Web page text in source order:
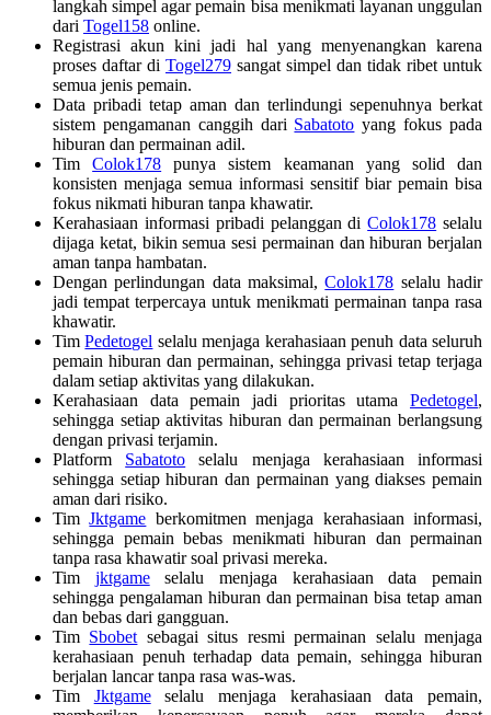
langkah simpel agar pemain bisa menikmati layanan unggulan
dari Togel158 online.
Registrasi akun kini jadi hal yang menyenangkan karena
proses daftar di Togel279 sangat simpel dan tidak ribet untuk
semua jenis pemain.
Data pribadi tetap aman dan terlindungi sepenuhnya berkat
sistem pengamanan canggih dari Sabatoto yang fokus pada
hiburan dan permainan adil.
TimColok178 punya sistem keamanan yang solid dan
konsisten menjaga semua informasi sensitif biar pemain bisa
fokus nikmati hiburan tanpa khawatir.
Kerahasiaan informasi pribadi pelanggan diColok178 selalu
dijaga ketat, bikin semua sesi permainan dan hiburan berjalan
aman tanpa hambatan.
Dengan perlindungan data maksimal,Colok178 selalu hadir
jadi tempat terpercaya untuk menikmati permainan tanpa rasa
khawatir.
TimPedetogel selalu menjaga kerahasiaan penuh data seluruh
pemain hiburan dan permainan, sehingga privasi tetap terjaga
dalam setiap aktivitas yang dilakukan.
Kerahasiaan data pemain jadi prioritas utama Pedetogel,
sehingga setiap aktivitas hiburan dan permainan berlangsung
dengan privasi terjamin.
Platform Sabatoto selalu menjaga kerahasiaan informasi
sehingga setiap hiburan dan permainan yang diakses pemain
aman dari risiko.
TimJktgame berkomitmen menjaga kerahasiaan informasi,
sehingga pemain bebas menikmati hiburan dan permainan
tanpa rasa khawatir soal privasi mereka.
Tim jktgameselalu menjaga kerahasiaan data pemain
sehingga pengalaman hiburan dan permainan bisa tetap aman
dan bebas dari gangguan.
Tim Sbobet sebagai situs resmi permainan selalu menjaga
kerahasiaan penuh terhadap data pemain, sehingga hiburan
berjalan lancar tanpa rasa was-was.
Tim Jktgameselalu menjaga kerahasiaan data pemain,